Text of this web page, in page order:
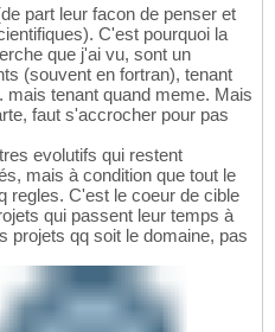
part leur facon de penser et
C'est pourquoi la
que j'ai vu, sont un
(souvent en fortran), tenant
tenant quand meme. Mais
faut s'accrocher pour pas
evolutifs qui restent
mais à condition que tout le
regles. C'est le coeur de cible
qui passent leur temps à
projets qq soit le domaine, pas